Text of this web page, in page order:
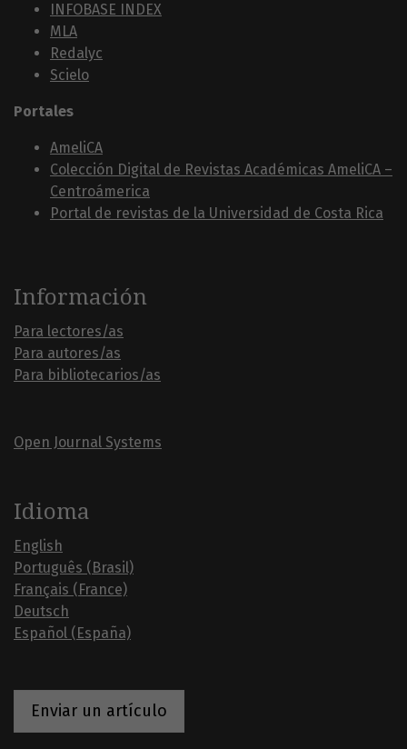
INFOBASE INDEX
MLA
Redalyc
Scielo
Portales
AmeliCA
Colección Digital de Revistas Académicas AmeliCA –
Centroámerica
Portal de revistas de la Universidad de Costa Rica
Información
Para lectores/as
Para autores/as
Para bibliotecarios/as
Open Journal Systems
Idioma
English
Português (Brasil)
Français (France)
Deutsch
Español (España)
Enviar un artículo